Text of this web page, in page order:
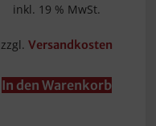
inkl. 19 % MwSt.
zzgl. Versandkosten
In den Warenkorb